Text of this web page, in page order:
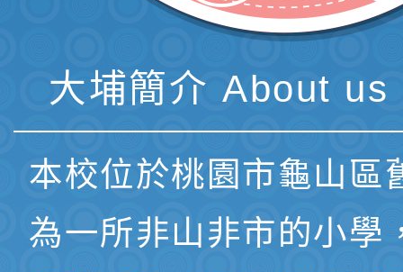
大埔簡介 About us
本校位於桃園市龜山區
為一所非山非市的小學